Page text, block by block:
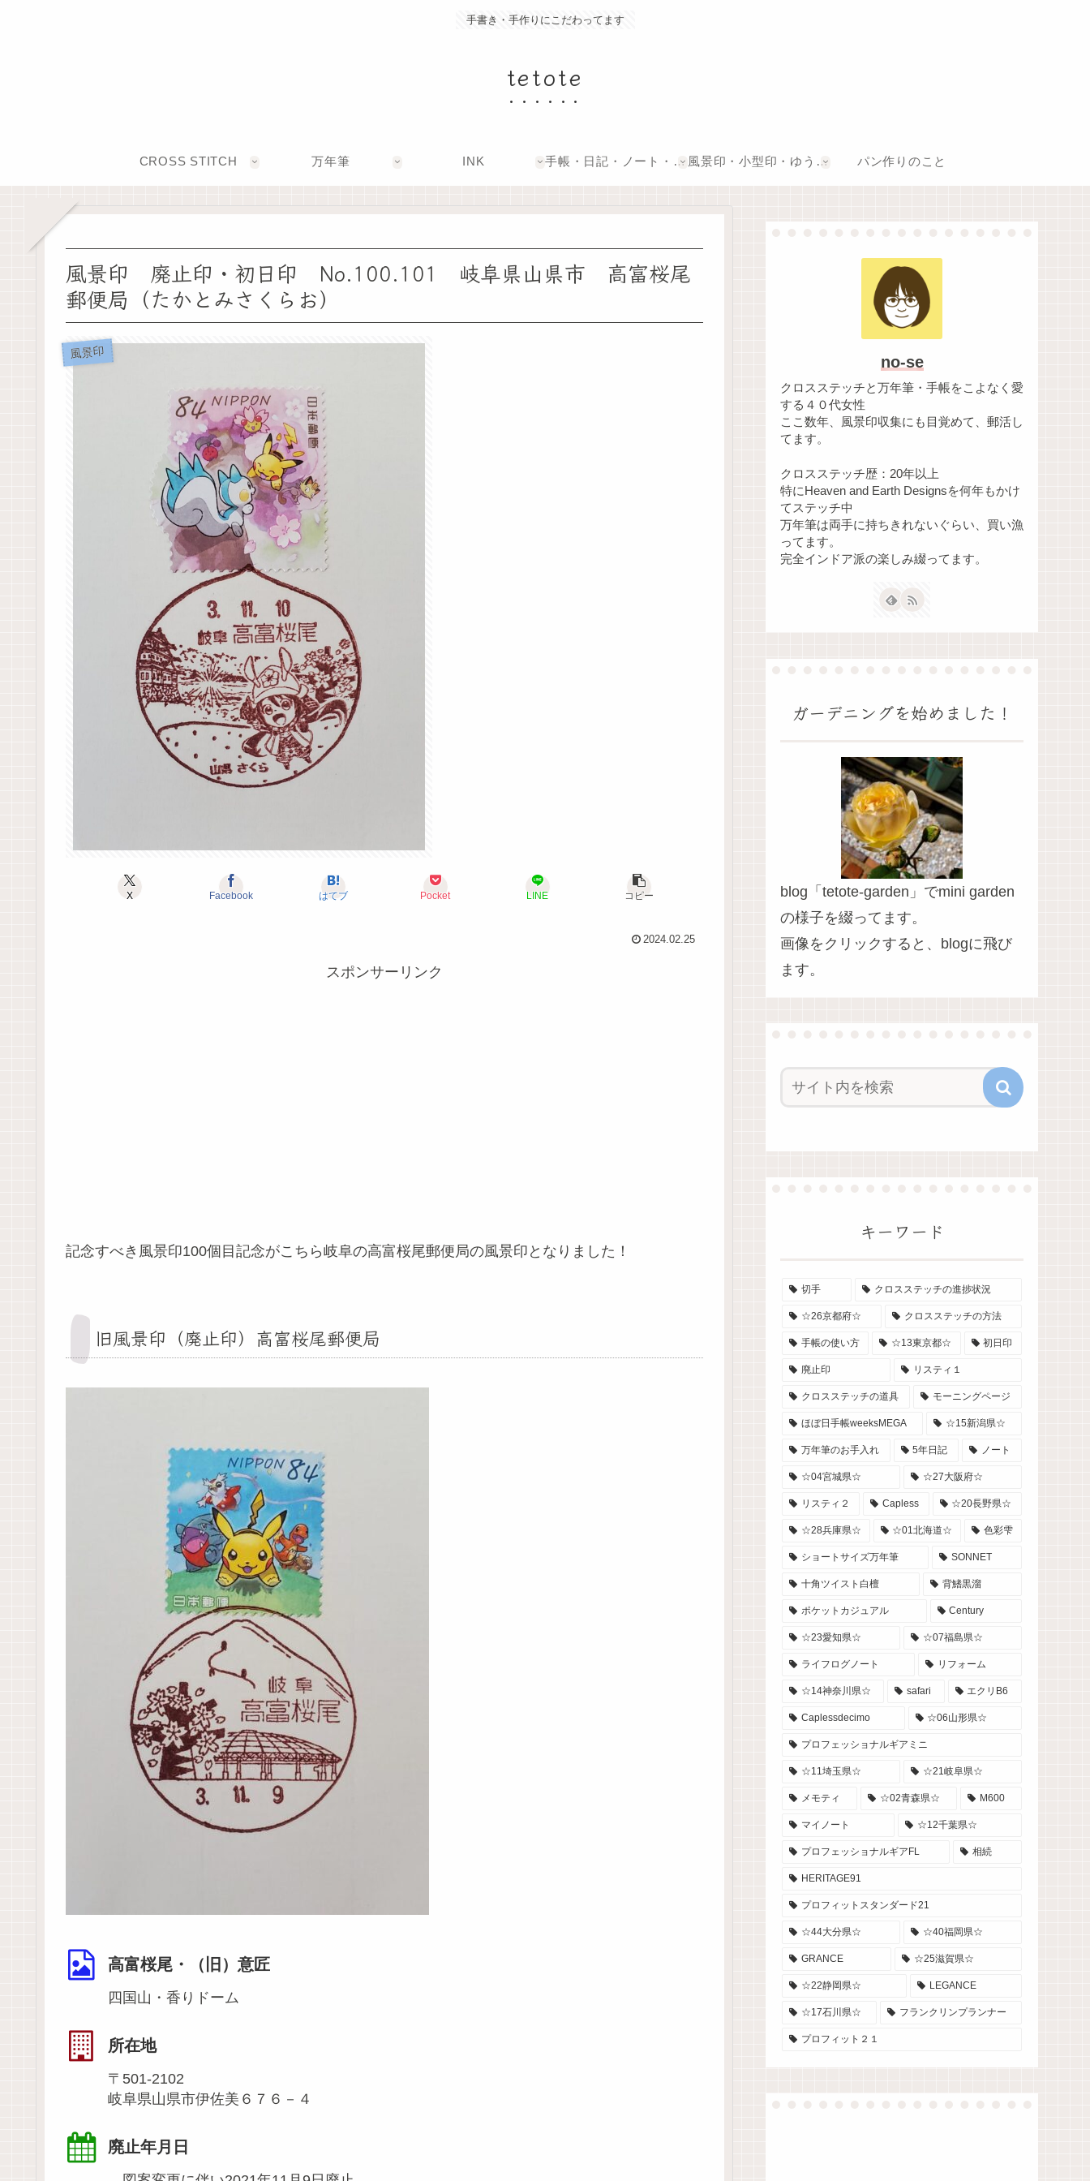
手書き・手作りにこだわってます
tetote
CROSS STITCH 万年筆 INK 手帳・日記・ノート・文具 風景印・小型印・ゆうちょスタンプ巡り パン作りのこと
風景印 廃止印・初日印 No.100.101 岐阜県山県市 高富桜尾
郵便局（たかとみさくらお）
風景印
X Facebook はてブ Pocket LINE コピー
2024.02.25
スポンサーリンク
記念すべき風景印100個目記念がこちら岐阜の高富桜尾郵便局の風景印となりました！
旧風景印（廃止印）高富桜尾郵便局
高富桜尾・（旧）意匠
四国山・香りドーム
所在地
〒501-2102
岐阜県山県市伊佐美６７６－４
廃止年月日
no-se
クロスステッチと万年筆・手帳をこよなく愛
する４０代女性
ここ数年、風景印収集にも目覚めて、郵活し
てます。
クロスステッチ歴：20年以上
特にHeaven and Earth Designsを何年もかけ
てステッチ中
万年筆は両手に持ちきれないぐらい、買い漁
ってます。
完全インドア派の楽しみ綴ってます。
ガーデニングを始めました！
blog「tetote-garden」でmini garden
の様子を綴ってます。
画像をクリックすると、blogに飛び
ます。
キーワード
切手 クロスステッチの進捗状況
☆26京都府☆ クロスステッチの方法
手帳の使い方 ☆13東京都☆ 初日印
廃止印 リスティ１
クロスステッチの道具 モーニングページ
ほぼ日手帳weeksMEGA ☆15新潟県☆
万年筆のお手入れ 5年日記 ノート
☆04宮城県☆ ☆27大阪府☆
リスティ２ Capless ☆20長野県☆
☆28兵庫県☆ ☆01北海道☆ 色彩雫
ショートサイズ万年筆 SONNET
十角ツイスト白檀 背鰭黒溜
ポケットカジュアル Century
☆23愛知県☆ ☆07福島県☆
ライフログノート リフォーム
☆14神奈川県☆ safari エクリB6
Caplessdecimo ☆06山形県☆
プロフェッショナルギアミニ
☆11埼玉県☆ ☆21岐阜県☆
メモティ ☆02青森県☆ M600
マイノート ☆12千葉県☆
プロフェッショナルギアFL 相続
HERITAGE91
プロフィットスタンダード21
☆44大分県☆ ☆40福岡県☆
GRANCE ☆25滋賀県☆
☆22静岡県☆ LEGANCE
☆17石川県☆ フランクリンプランナー
プロフィット２１